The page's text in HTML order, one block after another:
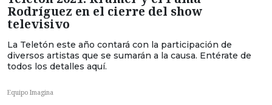
Rodríguez en el cierre del show
televisivo
La Teletón este año contará con la participación de
diversos artistas que se sumarán a la causa. Entérate de
todos los detalles aquí.
Equipo Imagina